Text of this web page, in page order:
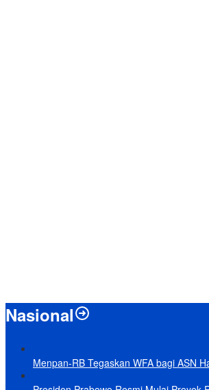
Nasional
Menpan-RB Tegaskan WFA bagi ASN